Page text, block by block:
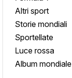
Altri sport
Storie mondiali
Sportellate
Luce rossa
Album mondiale